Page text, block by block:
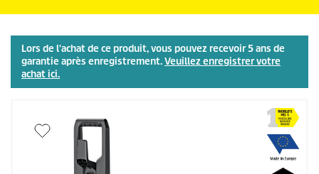
Lors de l'achat de ce produit, vous pouvez recevoir 5 ans de
garantie après enregistrement.Veuillez enregistrer votre
achat ici.